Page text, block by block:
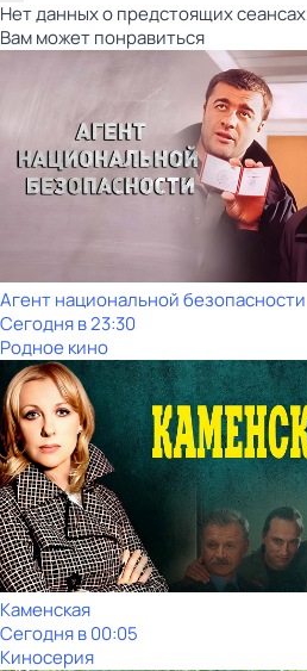
Нет данных о предстоящих сеансах
Вам может понравиться
Агент национальной безопасности
Сегодня в 23:30
Родное кино
Каменская
Сегодня в 00:05
Киносерия